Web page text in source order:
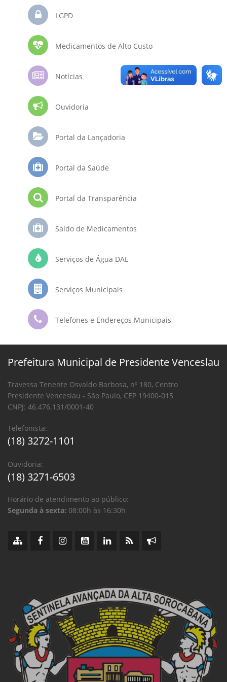
LGPD
Medicamentos de Alto Custo
Notícias
Ouvidoria
Portal da Lançadoria
Portal da Saúde
Portal da Transparência
Saldo de Medicamentos
Serviços de Água DAE
Serviços Municipais
Telefones e Endereços Municipais
Prefeitura Municipal de Presidente Venceslau
Travessa Tenente Osvaldo Barbosa, nº 180, Centro
Presidente Venceslau - São Paulo, CEP 19400-015
CNPJ: 46.476.131/0001-40
Telefonista:
(18) 3272-1101
Ouvidoria:
(18) 3271-6503
Horário de atendimento ao público:
Segunda à sexta: 08:00h às 16:30h